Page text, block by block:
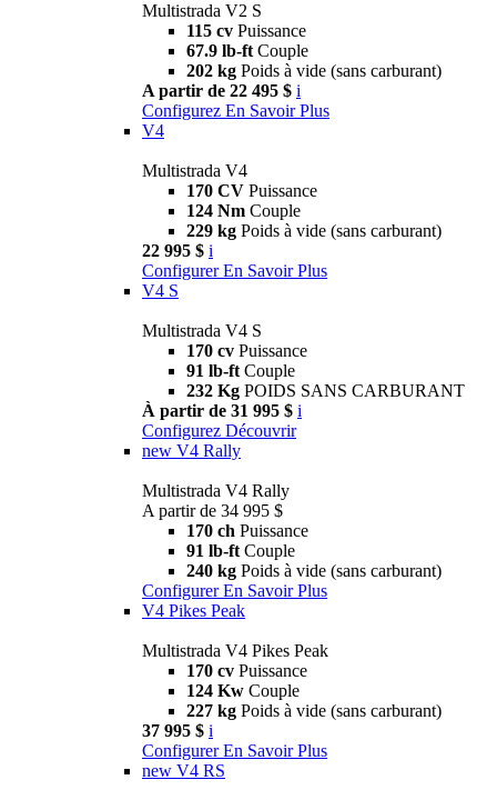
Multistrada V2 S
115 cv Puissance
67.9 lb-ft Couple
202 kg Poids à vide (sans carburant)
A partir de 22 495 $ i
Configurez En Savoir Plus
V4
Multistrada V4
170 CV Puissance
124 Nm Couple
229 kg Poids à vide (sans carburant)
22 995 $ i
Configurer En Savoir Plus
V4 S
Multistrada V4 S
170 cv Puissance
91 lb-ft Couple
232 Kg POIDS SANS CARBURANT
À partir de 31 995 $ i
Configurez Découvrir
new V4 Rally
Multistrada V4 Rally
A partir de 34 995 $
170 ch Puissance
91 lb-ft Couple
240 kg Poids à vide (sans carburant)
Configurer En Savoir Plus
V4 Pikes Peak
Multistrada V4 Pikes Peak
170 cv Puissance
124 Kw Couple
227 kg Poids à vide (sans carburant)
37 995 $ i
Configurer En Savoir Plus
new V4 RS